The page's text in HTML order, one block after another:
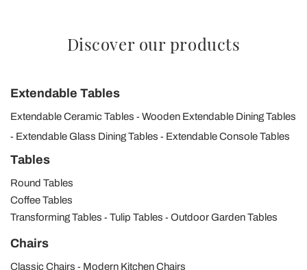
Discover our products
Extendable Tables
Extendable Ceramic Tables
Wooden Extendable Dining Tables
Extendable Glass Dining Tables
Extendable Console Tables
Tables
Round Tables
Coffee Tables
Transforming Tables
Tulip Tables Outdoor Garden Tables
Chairs
Classic Chairs
Modern Kitchen Chairs